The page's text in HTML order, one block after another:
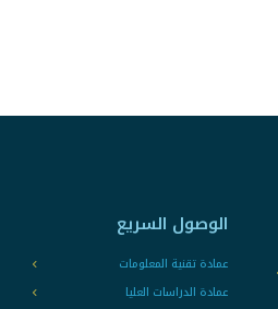
الوصول السريع
عمادة تقنية المعلومات
عمادة الدراسات العليا